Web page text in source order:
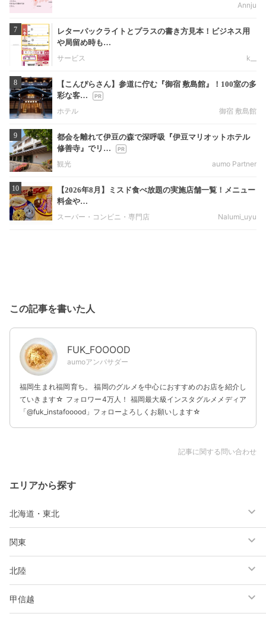
Annju
7
レターパックライトとプラスの書き方見本！ビジネス用
や局留め時も…
サービス
k__
8
【こんぴらさん】参道に佇む『御宿 敷島館』！100室の多
彩な客…
ホテル
御宿 敷島館
9
都会を離れて伊豆の森で深呼吸『伊豆マリオットホテル
修善寺』でリ…
観光
aumo Partner
10
【2026年8月】ミスド食べ放題の実施店舗一覧！メニュー
料金や…
スーパー・コンビニ・専門店
Nalumi_uyu
この記事を書いた人
FUK_FOOOOD
aumoアンバサダー
福岡生まれ福岡育ち。 福岡のグルメを中心におすすめのお店を紹介し
ていきます☆ フォロワー4万人！ 福岡最大級インスタグルメメディア
「@fuk_instafooood」フォローよろしくお願いします☆
記事に関する問い合わせ
エリアから探す
北海道・東北
関東
北陸
甲信越